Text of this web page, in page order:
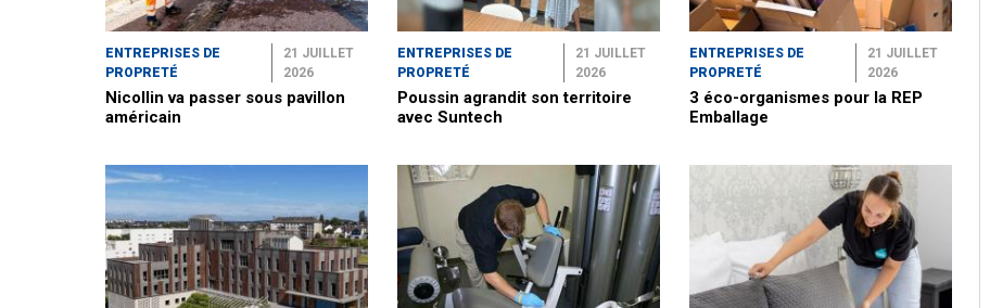
ENTREPRISES DE
PROPRETÉ
21 JUILLET
2026
Nicollin va passer sous pavillon
américain
ENTREPRISES DE
PROPRETÉ
21 JUILLET
2026
Poussin agrandit son territoire
avec Suntech
ENTREPRISES DE
PROPRETÉ
21 JUILLET
2026
3 éco-organismes pour la REP
Emballage